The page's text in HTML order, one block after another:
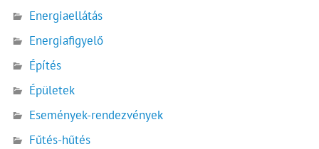
Energiaellátás
Energiafigyelő
Építés
Épületek
Események-rendezvények
Fűtés-hűtés